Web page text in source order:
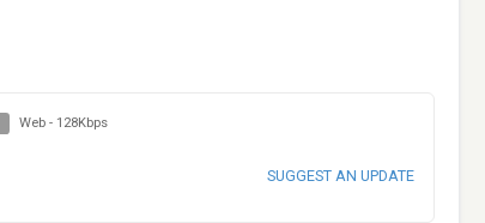
Web - 128Kbps
SUGGEST AN UPDATE